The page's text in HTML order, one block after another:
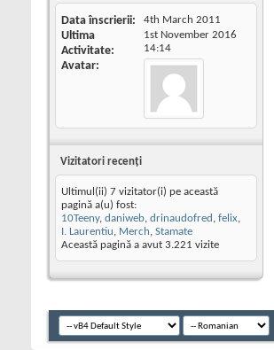
Data înscrierii 4th March 2011
Ultima
Activitate
1st November 2016
14:14
Avatar
Vizitatori recenţi
Ultimul(ii) 7 vizitator(i) pe această
pagină a(u) fost:
10Teeny, daniweb, drinaudofred , felix,
I. Laurentiu, Merch, Stamate
Această pagină a avut 3.221 vizite